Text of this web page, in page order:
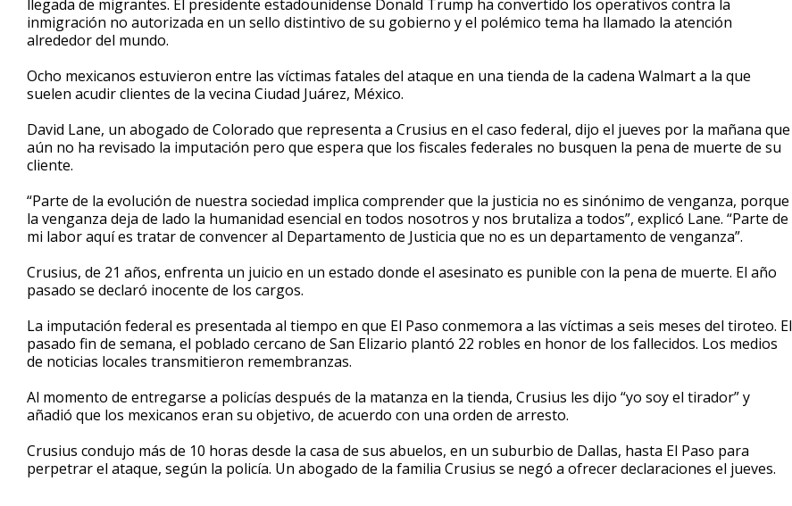
llegada de migrantes. El presidente estadounidense Donald Trump ha convertido los operativos contra la
inmigración no autorizada en un sello distintivo de su gobierno y el polémico tema ha llamado la atención
alrededor del mundo.
Ocho mexicanos estuvieron entre las víctimas fatales del ataque en una tienda de la cadena Walmart a la que
suelen acudir clientes de la vecina Ciudad Juárez, México.
David Lane, un abogado de Colorado que representa a Crusius en el caso federal, dijo el jueves por la mañana que
aún no ha revisado la imputación pero que espera que los fiscales federales no busquen la pena de muerte de su
cliente.
“Parte de la evolución de nuestra sociedad implica comprender que la justicia no es sinónimo de venganza, porque
la venganza deja de lado la humanidad esencial en todos nosotros y nos brutaliza a todos”, explicó Lane. “Parte de
mi labor aquí es tratar de convencer al Departamento de Justicia que no es un departamento de venganza”.
Crusius, de 21 años, enfrenta un juicio en un estado donde el asesinato es punible con la pena de muerte. El año
pasado se declaró inocente de los cargos.
La imputación federal es presentada al tiempo en que El Paso conmemora a las víctimas a seis meses del tiroteo. El
pasado fin de semana, el poblado cercano de San Elizario plantó 22 robles en honor de los fallecidos. Los medios
de noticias locales transmitieron remembranzas.
Al momento de entregarse a policías después de la matanza en la tienda, Crusius les dijo “yo soy el tirador” y
añadió que los mexicanos eran su objetivo, de acuerdo con una orden de arresto.
Crusius condujo más de 10 horas desde la casa de sus abuelos, en un suburbio de Dallas, hasta El Paso para
perpetrar el ataque, según la policía. Un abogado de la familia Crusius se negó a ofrecer declaraciones el jueves.